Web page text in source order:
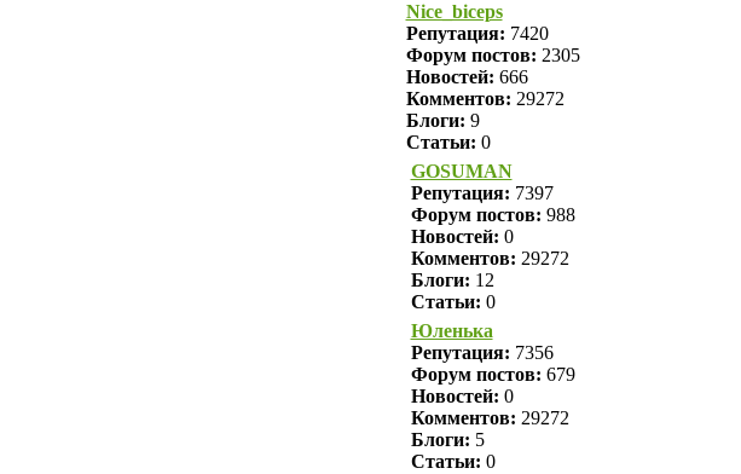
Nice_biceps
Репутация: 7420
Форум постов: 2305
Новостей: 666
Комментов: 29272
Блоги: 9
Статьи: 0
GOSUMAN
Репутация: 7397
Форум постов: 988
Новостей: 0
Комментов: 29272
Блоги: 12
Статьи: 0
Юленька
Репутация: 7356
Форум постов: 679
Новостей: 0
Комментов: 29272
Блоги: 5
Статьи: 0